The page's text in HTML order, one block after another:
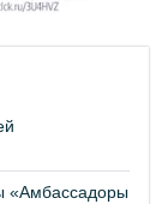
«Амбассадоры